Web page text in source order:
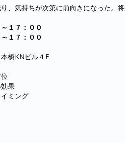
、気持ちが次第に前向きになった。将
１７：００
１７：００
KNビル４F
果
ミング